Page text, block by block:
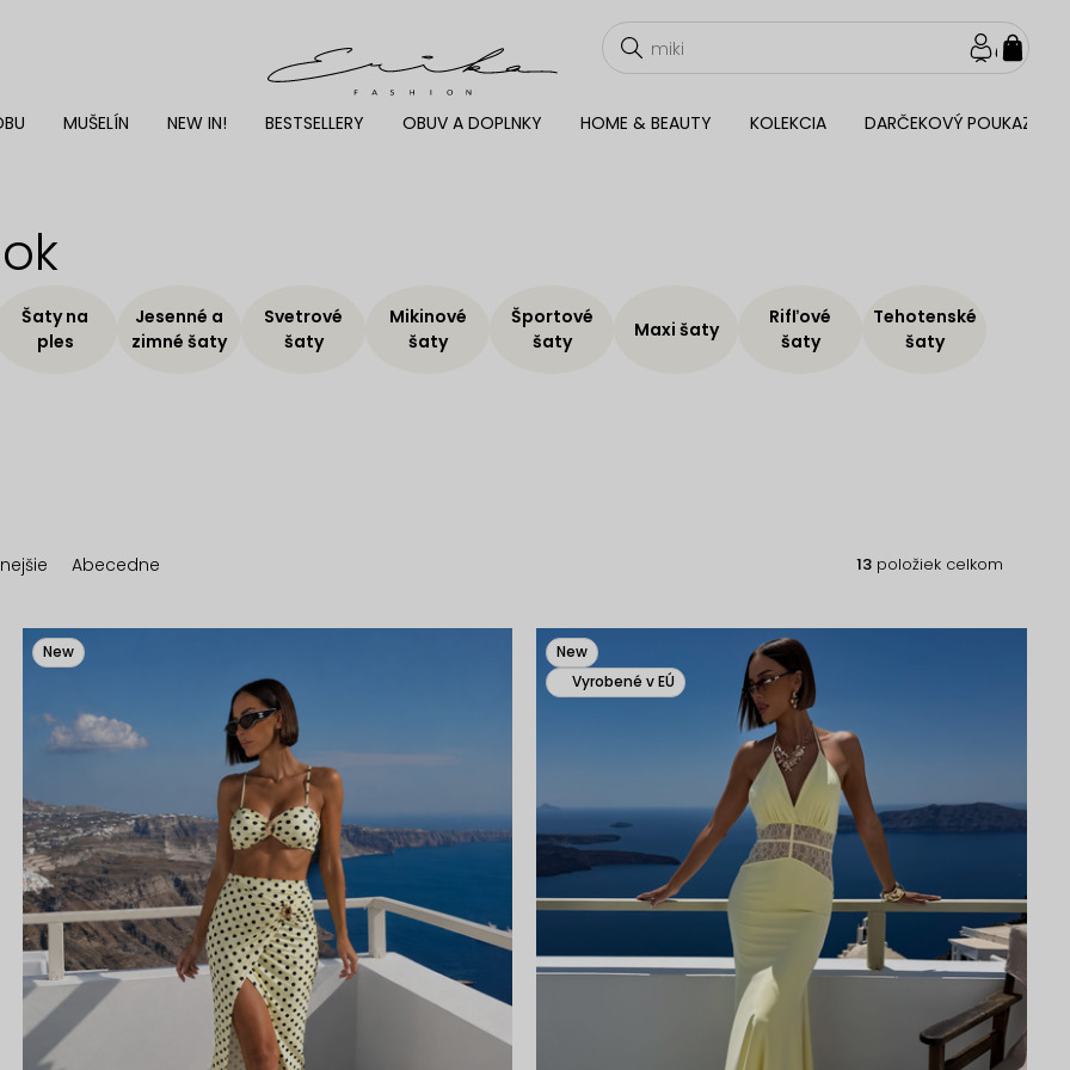
MUŠELÍN NEW IN! BESTSELLERY OBUV A DOPLNKY HOME & BEAUTY KOLEKCIA DARČEKOVÝ POUKAZ
Šaty na
ples
Jesenné a
zimné šaty
Svetrové
šaty
Mikinové
šaty
Športové
šaty
Maxi šaty
Rifľové
šaty
Tehotenské
šaty
Abecedne 13 položiek celkom
New
New
Vyrobené v EÚ